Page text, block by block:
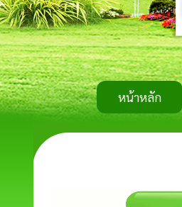
หน้าหลัก